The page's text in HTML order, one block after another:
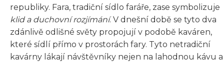
republiky. Fara, tradiční sídlo faráře, zase symbolizuje
klid a duchovní rozjímání. V dnešní době se tyto dva
zdánlivě odlišné světy propojují v podobě kaváren,
které sídlí přímo v prostorách fary. Tyto netradiční
kavárny lákají návštěvníky nejen na lahodnou kávu a